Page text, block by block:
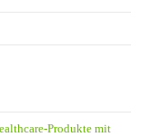
Produkte mit